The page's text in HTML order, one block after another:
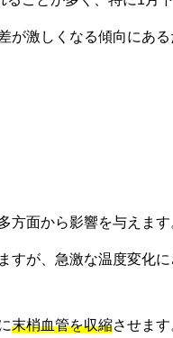
激しくなる傾向にあ
方面から影響を与えま
すが、急激な温度変化
末梢血管を収縮させま